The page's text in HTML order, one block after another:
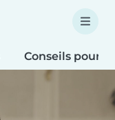
Conseils pour